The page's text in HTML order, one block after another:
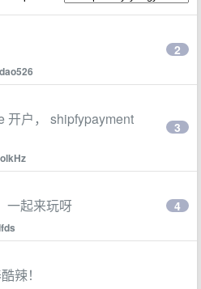
2
开户， shipfypayment
3
一起来玩呀 4
辣！